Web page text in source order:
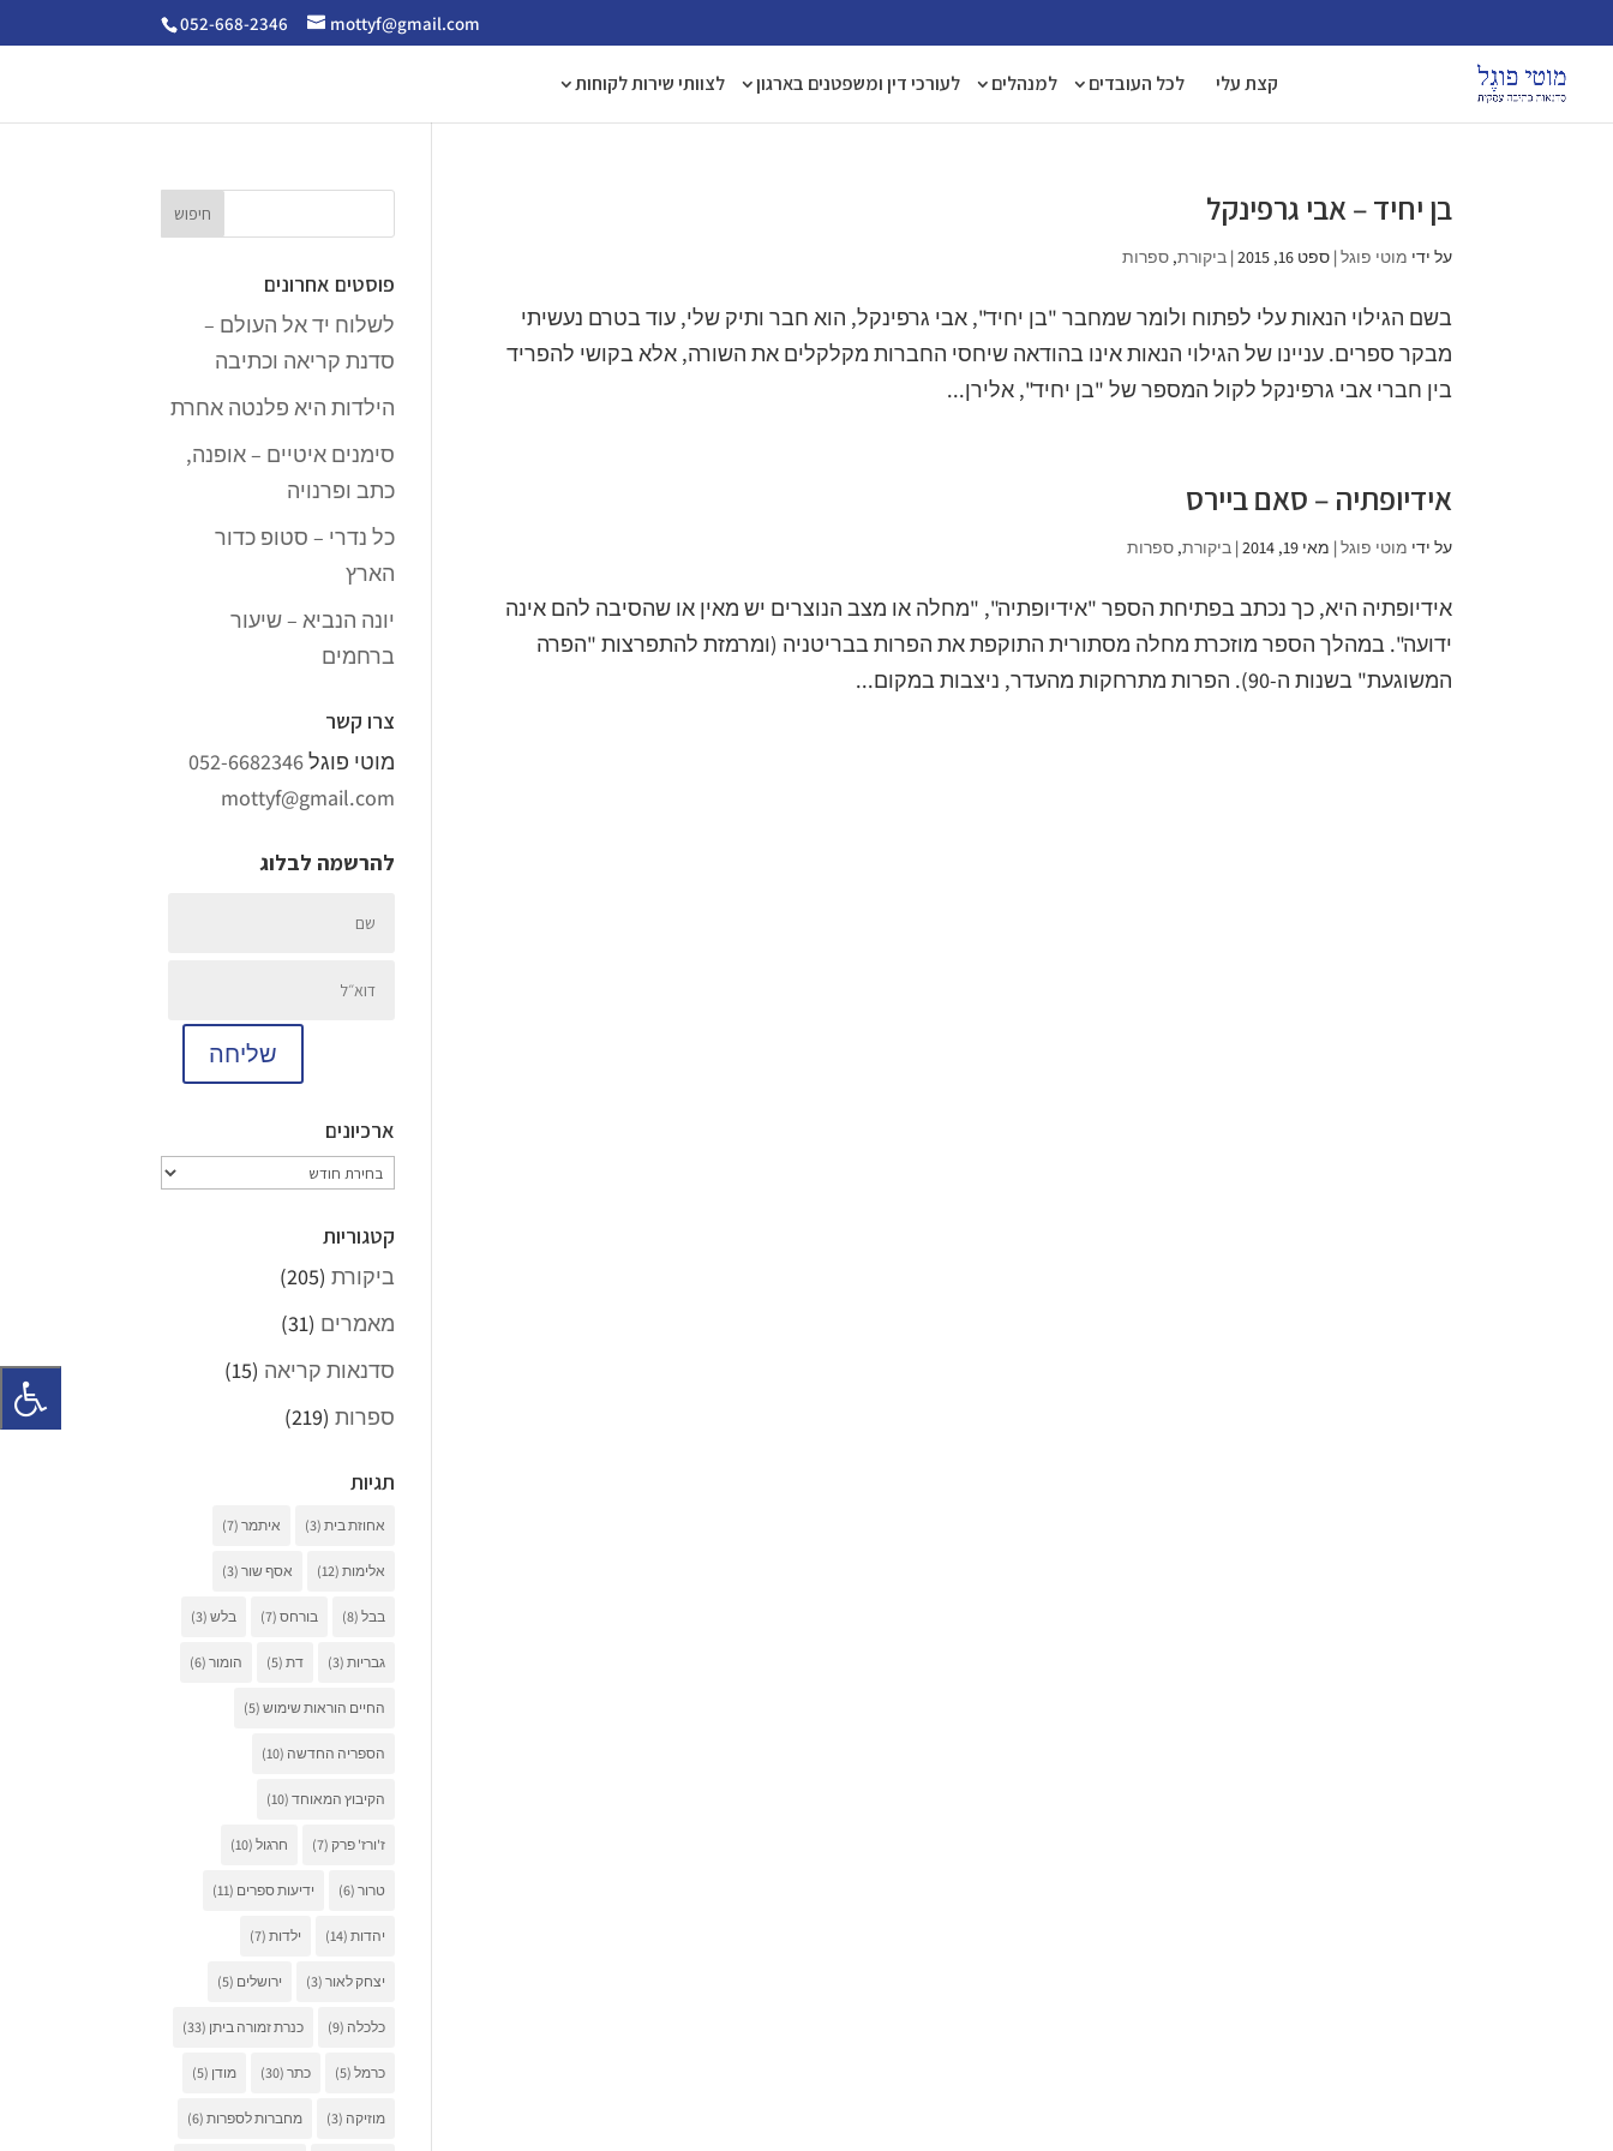
052-668-2346 mottyf@gmail.com
קצת עלי לכל העובדים למנהלים לעורכי דין ומשפטנים בארגון לצוותי שירות לקוחות
בן יחיד – אבי גרפינקל
על ידי מוטי פוגל|ספט 16, 2015 |ביקורת,ספרות
בשם הגילוי הנאות עלי לפתוח ולומר שמחבר "בן יחיד", אבי גרפינקל, הוא חבר ותיק שלי, עוד בטרם נעשיתי
מבקר ספרים. עניינו של הגילוי הנאות אינו בהודאה שיחסי החברות מקלקלים את השורה, אלא בקושי להפריד
בין חברי אבי גרפינקל לקול המספר של "בן יחיד", אלירן...
אידיופתיה – סאם ביירס
על ידי מוטי פוגל| מאי 19, 2014 |ביקורת,ספרות
אידיופתיה היא, כך נכתב בפתיחת הספר "אידיופתיה", "מחלה או מצב הנוצרים יש מאין או שהסיבה להם אינה
ידועה". במהלך הספר מוזכרת מחלה מסתורית התוקפת את הפרות בבריטניה (ומרמזת להתפרצות "הפרה
המשוגעת" בשנות ה-90). הפרות מתרחקות מהעדר, ניצבות במקום...
פוסטים אחרונים
לשלוח יד אל העולם –
סדנת קריאה וכתיבה
הילדות היא פלנטה אחרת
סימנים איטיים – אופנה,
כתב ופרנויה
כל נדרי – סטופ כדור
הארץ
יונה הנביא – שיעור
ברחמים
צרו קשר
מוטי פוגל052-6682346
mottyf@gmail.com
להרשמה לבלוג
שליחה
ארכיונים
ארכיונים
קטגוריות
ביקורת (205)
מאמרים (31)
סדנאות קריאה (15)
ספרות (219)
תגיות
אחוזת בית (3) איתמר (7)
אלימות (12) אסף שור (3)
בבל (8) בורחס (7) בלש (3)
גבריות (3) דת (5) הומור (6)
החיים הוראות שימוש (5)
הספריה החדשה (10)
הקיבוץ המאוחד (10)
ז'ורז' פרק (7) חרגול (10)
טרור (6) ידיעות ספרים (11)
יהדות (14) ילדות (7)
יצחק לאור (3) ירושלים (5)
כלכלה (9) כנרת זמורה ביתן (33)
כרמל (5) כתר (30) מודן (5)
מוזיקה (3) מחברות לספרות (6)